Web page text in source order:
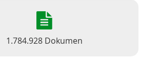
1.784.928 Dokumen